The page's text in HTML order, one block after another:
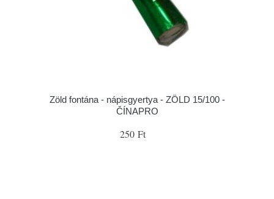
Zöld fontána - nápisgyertya - ZÖLD 15/100 -
ČÍNAPRO
250 Ft